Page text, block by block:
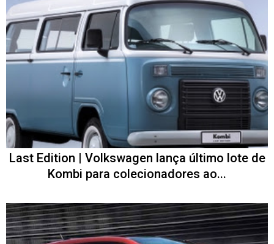
Last Edition | Volkswagen lança último lote de
Kombi para colecionadores ao...